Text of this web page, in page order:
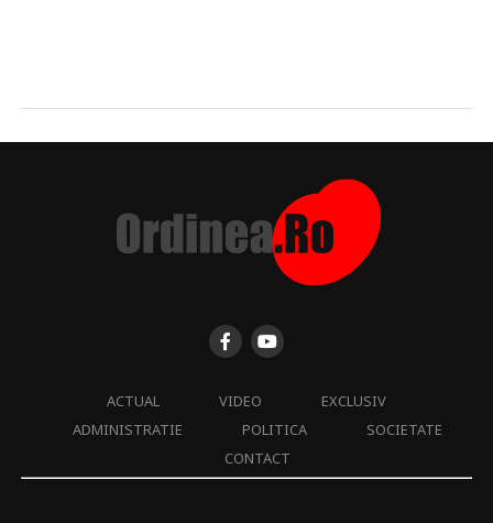
ACTUAL VIDEO
EXCLUSIV
ADMINISTRATIE
POLITICA
SOCIETATE
CONTACT